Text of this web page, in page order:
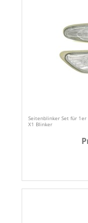
Seitenblinker Set für 1er
X1 Blinker